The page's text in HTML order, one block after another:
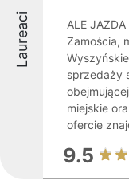
Laureaci
ALE
Zamościa,
sprzedaży
miejskie
ofercie
9.5